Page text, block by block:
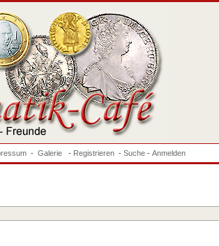
- Galerie - Registrieren - Suche - Anmelden